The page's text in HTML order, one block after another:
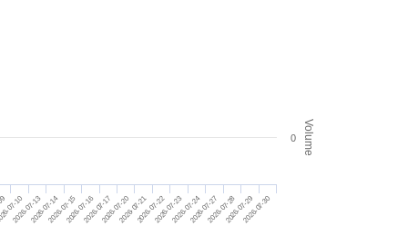
Volume
07-10
2026-07-132026-07-142026-07-152026-07-162026-07-172026-07-202026-07-212026-07-222026-07-232026-07-242026-07-272026-07-282026-07-292026-07-30
0